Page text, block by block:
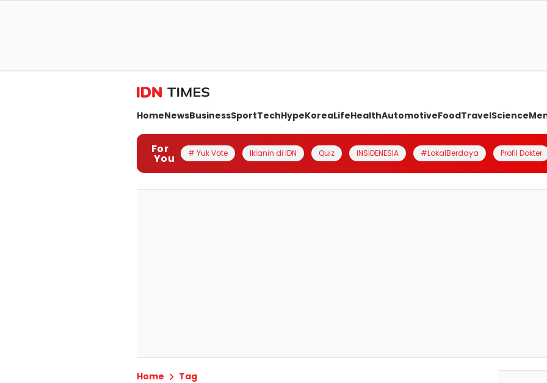
HomeNewsBusinessSportTechHypeKoreaLifeHealthAutomotiveFoodTravelScience
For
You # Yuk Vote Iklanin di IDN Quiz INSIDENESIA #LokalBerdaya Profil Dokter
Home Tag